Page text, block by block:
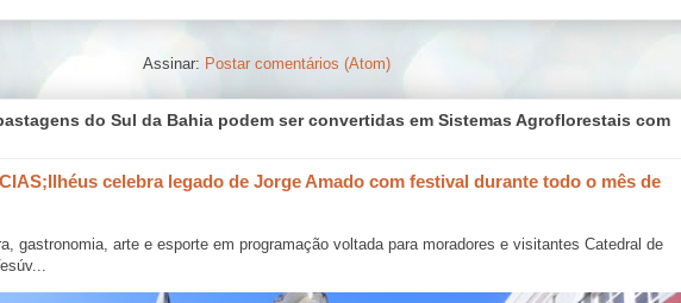
Assinar: Postar comentários (Atom)
do Sul da Bahia podem ser convertidas em Sistemas Agroflorestais com
celebra legado de Jorge Amado com festival durante todo o mês de
gastronomia, arte e esporte em programação voltada para moradores e visitantes Catedral de